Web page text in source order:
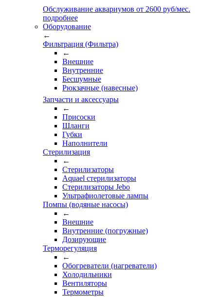
Обслуживание аквариумов от 2600 руб/мес.
подробнее
Оборудование
←
Фильтрация (Фильтра)
←
Внешние
Внутренние
Бесшумные
Рюкзачные (навесные)
Запчасти и аксессуары
←
Присоски
Шланги
Губки
Наполнители
Стерилизация
←
Стерилизаторы
Aquael стерилизаторы
Стерилизаторы Jebo
Ультрафиолетовые лампы
Помпы (водяные насосы)
←
Внешние
Внутренние (погружные)
Дозирующие
Терморегуляция
←
Обогреватели (нагреватели)
Холодильники
Вентиляторы
Термометры